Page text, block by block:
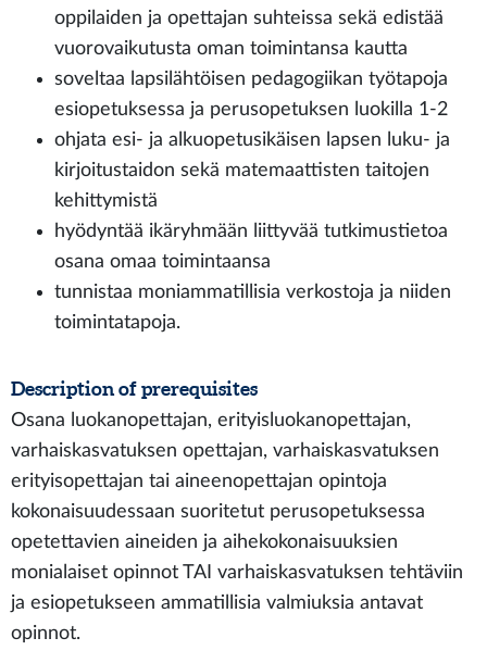
oppilaiden ja opettajan suhteissa sekä edistää
vuorovaikutusta oman toimintansa kautta
soveltaa lapsilähtöisen pedagogiikan työtapoja
esiopetuksessa ja perusopetuksen luokilla 1-2
ohjata esi- ja alkuopetusikäisen lapsen luku- ja
kirjoitustaidon sekä matemaattisten taitojen
kehittymistä
hyödyntää ikäryhmään liittyvää tutkimustietoa
osana omaa toimintaansa
tunnistaa moniammatillisia verkostoja ja niiden
toimintatapoja.
Description of prerequisites
Osana luokanopettajan, erityisluokanopettajan,
varhaiskasvatuksen opettajan, varhaiskasvatuksen
erityisopettajan tai aineenopettajan opintoja
kokonaisuudessaan suoritetut perusopetuksessa
opetettavien aineiden ja aihekokonaisuuksien
monialaiset opinnot TAI varhaiskasvatuksen tehtäviin
ja esiopetukseen ammatillisia valmiuksia antavat
opinnot.